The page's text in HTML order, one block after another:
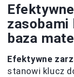
baza
Efektywne
stanowi klucz